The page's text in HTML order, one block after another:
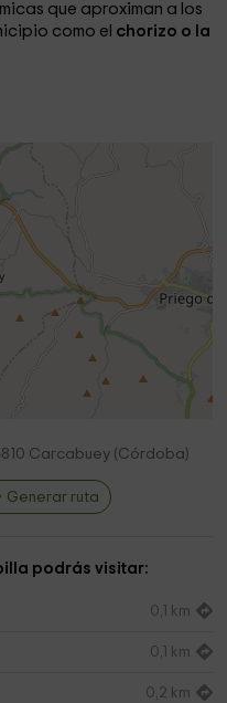
que aproximan a los
como el chorizo o la
Carcabuey (Córdoba)
Generar ruta
podrás visitar:
0,1 km
0,1 km
0,2 km